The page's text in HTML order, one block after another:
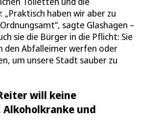
„Praktisch haben wir aber zu
sagte Glashagen –
sie die Bürger in die Pflicht: Sie
den Abfalleimer werfen oder
um unsere Stadt sauber zu
will keine
Alkoholkranke und